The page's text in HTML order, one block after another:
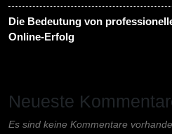
Die Bedeutung von
Online-Erfolg
Neueste
Es sind keine Kommentare